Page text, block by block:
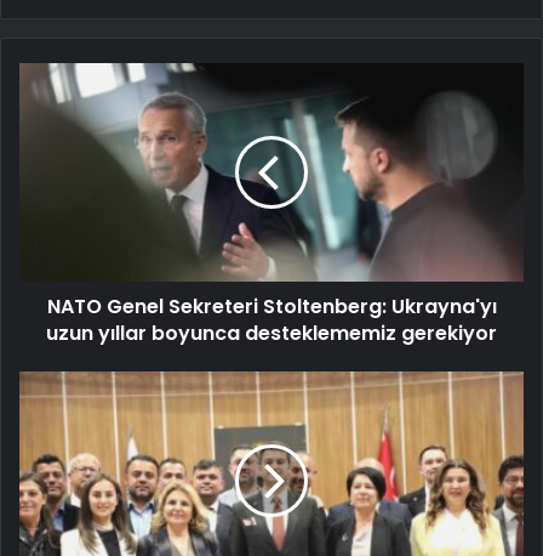
NATO Genel Sekreteri Stoltenberg: Ukrayna'yı
uzun yıllar boyunca desteklememiz gerekiyor